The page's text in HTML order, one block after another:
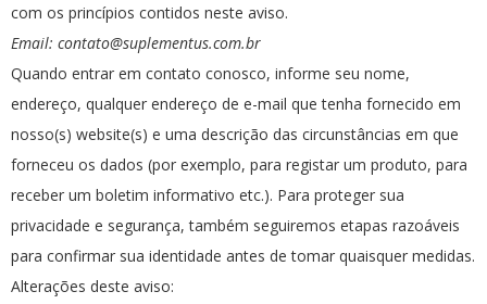
com os princípios contidos neste aviso.
Email: contato@suplementus.com.br
Quando entrar em contato conosco, informe seu nome,
endereço, qualquer endereço de e-mail que tenha fornecido em
nosso(s) website(s) e uma descrição das circunstâncias em que
forneceu os dados (por exemplo, para registar um produto, para
receber um boletim informativo etc.). Para proteger sua
privacidade e segurança, também seguiremos etapas razoáveis
para confirmar sua identidade antes de tomar quaisquer medidas.
Alterações deste aviso: